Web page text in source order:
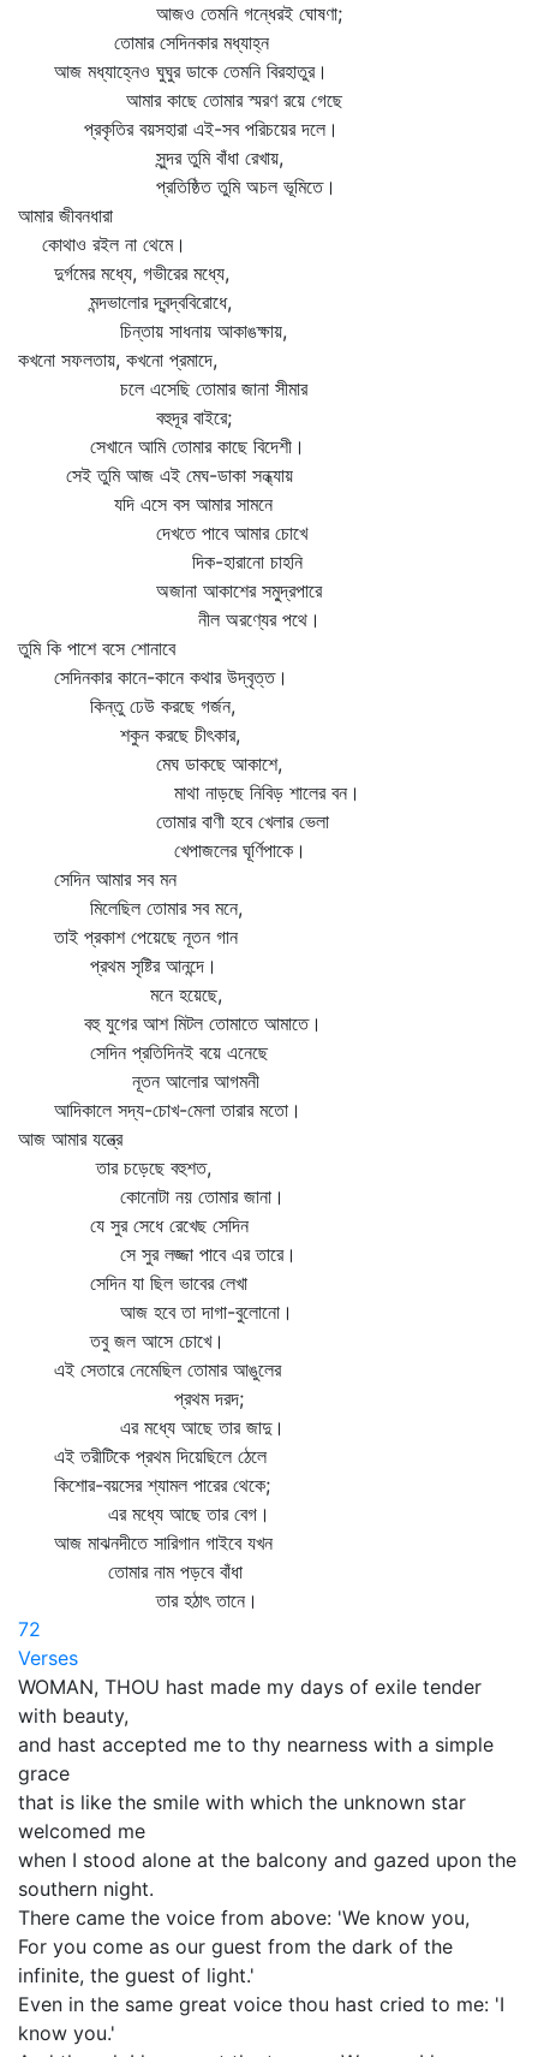
আজও তেমনি গন্ধেরই ঘোষণা;
তোমার সেদিনকার মধ্যাহ্ন
আজ মধ্যাহ্নেও ঘুঘুর ডাকে তেমনি বিরহাতুর।
আমার কাছে তোমার স্মরণ রয়ে গেছে
প্রকৃতির বয়সহারা এই-সব পরিচয়ের দলে।
সুন্দর তুমি বাঁধা রেখায়,
প্রতিষ্ঠিত তুমি অচল ভূমিতে।
আমার জীবনধারা
কোথাও রইল না থেমে।
দুর্গমের মধ্যে, গভীরের মধ্যে,
মন্দভালোর দ্বন্দ্ববিরোধে,
চিন্তায় সাধনায় আকাঙক্ষায়,
কখনো সফলতায়, কখনো প্রমাদে,
চলে এসেছি তোমার জানা সীমার
বহুদূর বাইরে;
সেখানে আমি তোমার কাছে বিদেশী।
সেই তুমি আজ এই মেঘ-ডাকা সন্ধ্যায়
যদি এসে বস আমার সামনে
দেখতে পাবে আমার চোখে
দিক-হারানো চাহনি
অজানা আকাশের সমু্‌দ্রপারে
নীল অরণ্যের পথে।
তুমি কি পাশে বসে শোনাবে
সেদিনকার কানে-কানে কথার উদ্‌বৃত্ত।
কিন্তু ঢেউ করছে গর্জন,
শকুন করছে চীৎকার,
মেঘ ডাকছে আকাশে,
মাথা নাড়ছে নিবিড় শালের বন।
তোমার বাণী হবে খেলার ভেলা
খেপাজলের ঘূর্ণিপাকে।
সেদিন আমার সব মন
মিলেছিল তোমার সব মনে,
তাই প্রকাশ পেয়েছে নূতন গান
প্রথম সৃষ্টির আনন্দে।
মনে হয়েছে,
বহু যুগের আশ মিটল তোমাতে আমাতে।
সেদিন প্রতিদিনই বয়ে এনেছে
নূতন আলোর আগমনী
আদিকালে সদ্য-চোখ-মেলা তারার মতো।
আজ আমার যন্ত্রে
তার চড়েছে বহুশত,
কোনোটা নয় তোমার জানা।
যে সুর সেধে রেখেছ সেদিন
সে সুর লজ্জা পাবে এর তারে।
সেদিন যা ছিল ভাবের লেখা
আজ হবে তা দাগা-বুলোনো।
তবু জল আসে চোখে।
এই সেতারে নেমেছিল তোমার আঙুলের
প্রথম দরদ;
এর মধ্যে আছে তার জাদু।
এই তরীটিকে প্রথম দিয়েছিলে ঠেলে
কিশোর-বয়সের শ্যামল পারের থেকে;
এর মধ্যে আছে তার বেগ।
আজ মাঝনদীতে সারিগান গাইবে যখন
তোমার নাম পড়বে বাঁধা
তার হঠাৎ তানে।
72
Verses
WOMAN, THOU hast made my days of exile tender
with beauty,
and hast accepted me to thy nearness with a simple
grace
that is like the smile with which the unknown star
welcomed me
when I stood alone at the balcony and gazed upon the
southern night.
There came the voice from above: 'We know you,
For you come as our guest from the dark of the
infinite, the guest of light.'
Even in the same great voice thou hast cried to me: 'I
know you.'